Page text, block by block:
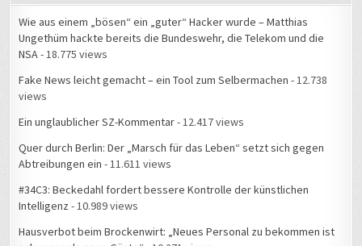
Wie aus einem „bösen“ ein „guter“ Hacker wurde – Matthias
Ungethüm hackte bereits die Bundeswehr, die Telekom und die
NSA- 18.775 views
Fake News leicht gemacht – ein Tool zum Selbermachen - 12.738
views
Ein unglaublicher SZ-Kommentar- 12.417 views
Quer durch Berlin: Der „Marsch für das Leben“ setzt sich gegen
Abtreibungen ein - 11.611 views
#34C3: Beckedahl fordert bessere Kontrolle der künstlichen
Intelligenz - 10.989 views
Hausverbot beim Brockenwirt: „Neues Personal zu bekommen ist